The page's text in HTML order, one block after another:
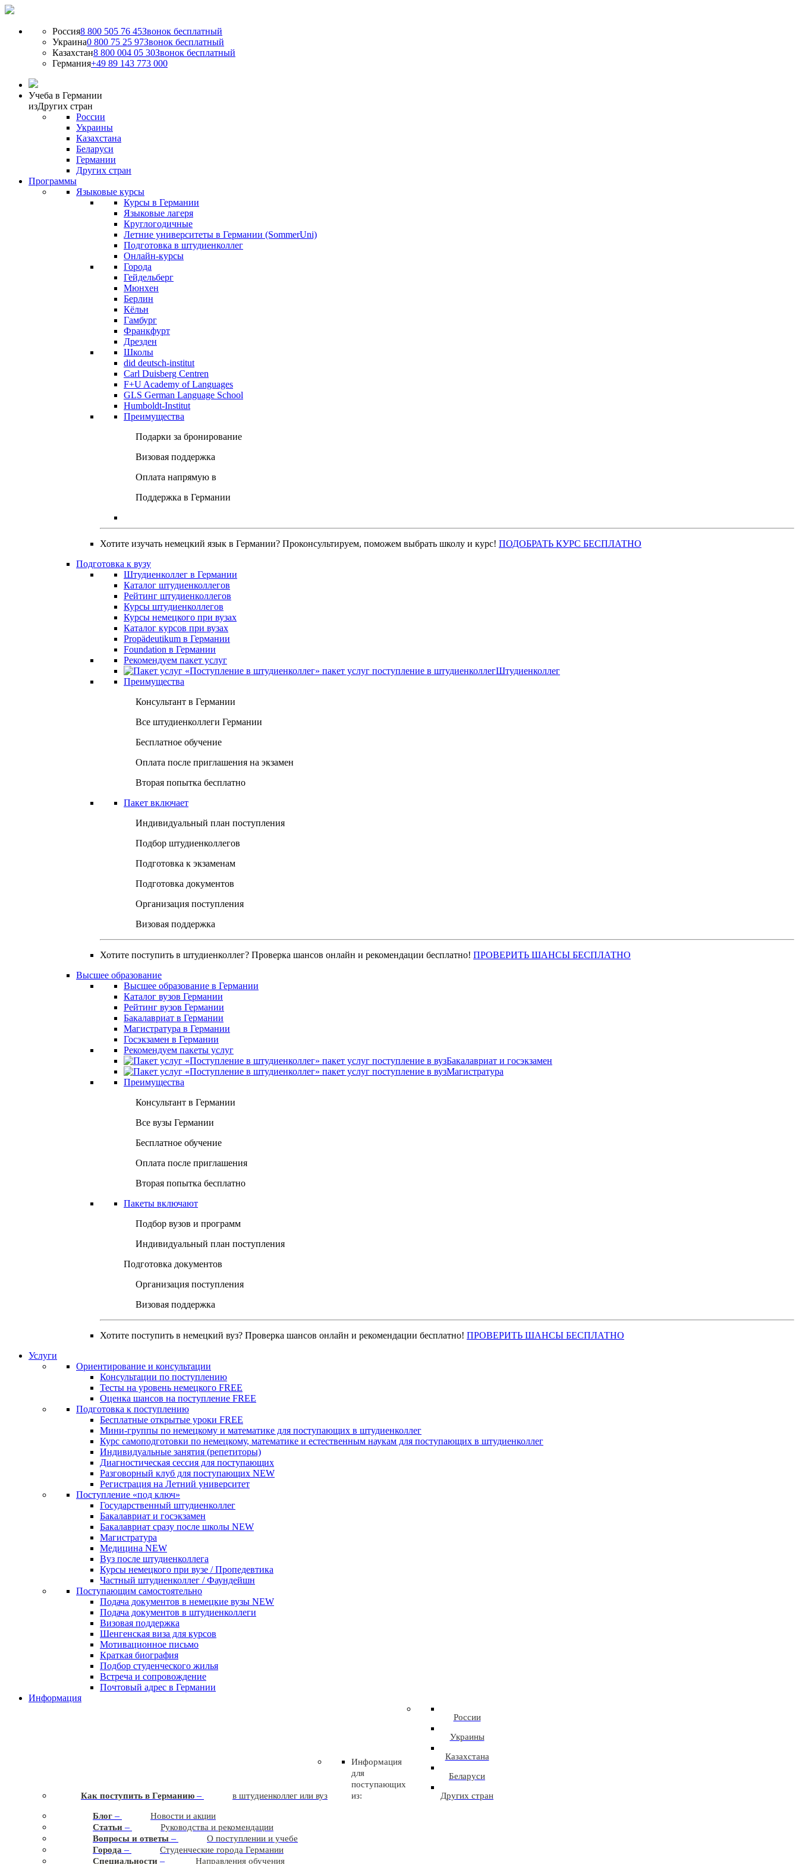
Россия8 800 505 76 45Звонок бесплатный
Украина0 800 75 25 97Звонок бесплатный
Казахстан8 800 004 05 30Звонок бесплатный
Германия+49 89 143 773 000
Учеба в Германии
изДругих стран
России
Украины
Казахстана
Беларуси
Германии
Других стран
Программы
Языковые курсы
Курсы в Германии
Языковые лагеря
Круглогодичные
Летние университеты в Германии (SommerUni)
Подготовка в штудиенколлег
Онлайн-курсы
Города
Гейдельберг
Мюнхен
Берлин
Кёльн
Гамбург
Франкфурт
Дрезден
Школы
did deutsch-institut
Carl Duisberg Centren
F+U Academy of Languages
GLS German Language School
Humboldt-Institut
Преимущества
Подарки за бронирование
Визовая поддержка
Оплата напрямую в
Поддержка в Германии
Хотите изучать немецкий язык в Германии? Проконсультируем, поможем выбрать школу и курс! ПОДОБРАТЬ КУРС БЕСПЛАТНО
Подготовка к вузу
Штудиенколлег в Германии
Каталог штудиенколлегов
Рейтинг штудиенколлегов
Курсы штудиенколлегов
Курсы немецкого при вузах
Каталог курсов при вузах
Propädeutikum в Германии
Foundation в Германии
Рекомендуем пакет услуг
Штудиенколлег
Преимущества
Консультант в Германии
Все штудиенколлеги Германии
Бесплатное обучение
Оплата после приглашения на экзамен
Вторая попытка бесплатно
Пакет включает
Индивидуальный план поступления
Подбор штудиенколлегов
Подготовка к экзаменам
Подготовка документов
Организация поступления
Визовая поддержка
Хотите поступить в штудиенколлег? Проверка шансов онлайн и рекомендации бесплатно! ПРОВЕРИТЬ ШАНСЫ БЕСПЛАТНО
Высшее образование
Высшее образование в Германии
Каталог вузов Германии
Рейтинг вузов Германии
Бакалавриат в Германии
Магистратура в Германии
Госэкзамен в Германии
Рекомендуем пакеты услуг
Бакалавриат и госэкзамен
Магистратура
Преимущества
Консультант в Германии
Все вузы Германии
Бесплатное обучение
Оплата после приглашения
Вторая попытка бесплатно
Пакеты включают
Подбор вузов и программ
Индивидуальный план поступления
Подготовка документов
Организация поступления
Визовая поддержка
Хотите поступить в немецкий вуз? Проверка шансов онлайн и рекомендации бесплатно! ПРОВЕРИТЬ ШАНСЫ БЕСПЛАТНО
Услуги
Ориентирование и консультации
Консультации по поступлению
Тесты на уровень немецкого FREE
Оценка шансов на поступление FREE
Подготовка к поступлению
Бесплатные открытые уроки FREE
Мини-группы по немецкому и математике для поступающих в штудиенколлег
Курс самоподготовки по немецкому, математике и естественным наукам для поступающих в штудиенколлег
Индивидуальные занятия (репетиторы)
Диагностическая сессия для поступающих
Разговорный клуб для поступающих NEW
Регистрация на Летний университет
Поступление «под ключ»
Государственный штудиенколлег
Бакалавриат и госэкзамен
Бакалавриат сразу после школы NEW
Магистратура
Медицина NEW
Вуз после штудиенколлега
Курсы немецкого при вузе / Пропедевтика
Частный штудиенколлег / Фаундейшн
Поступающим самостоятельно
Подача документов в немецкие вузы NEW
Подача документов в штудиенколлеги
Визовая поддержка
Шенгенская виза для курсов
Мотивационное письмо
Краткая биография
Подбор студенческого жилья
Встреча и сопровождение
Почтовый адрес в Германии
Информация
Как поступить в Германию – в штудиенколлег или вуз
Информация
для
поступающих
из:
России
Украины
Казахстана
Беларуси
Других стран
Блог –
Новости и акции
Статьи –
Руководства и рекомендации
Вопросы и ответы –
О поступлении и учебе
Города –
Студенческие города Германии
Cпециальности –
Направления обучения